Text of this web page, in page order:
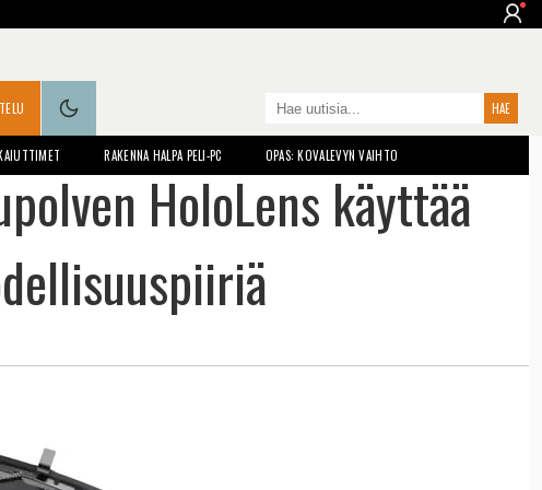
RAKENNA HALPA PELI-PC OPAS: KOVALEVYN VAIHTO
HoloLens käyttää